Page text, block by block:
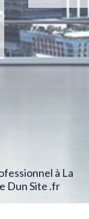
à La
Dun Site .fr